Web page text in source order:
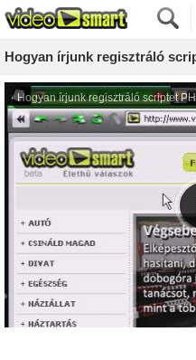
Hogyan írjunk regisztráló